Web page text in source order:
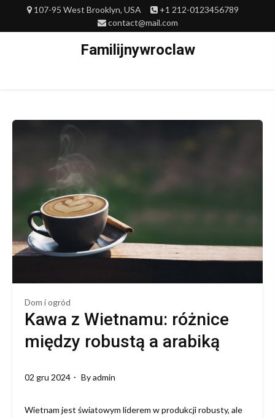
content
107-95 West Brooklyn, USA
+1 212-0123456789
contact@mail.com
Familijnywroclaw
Dom i ogród
Kawa z Wietnamu: różnice
między robustą a arabiką
02 gru 2024 Byadmin
Wietnam jest światowym liderem w produkcji robusty, ale